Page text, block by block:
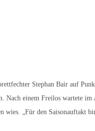
Stephan Bair auf
Nach einem Freilos wartete
„Für den Saisonauftakt